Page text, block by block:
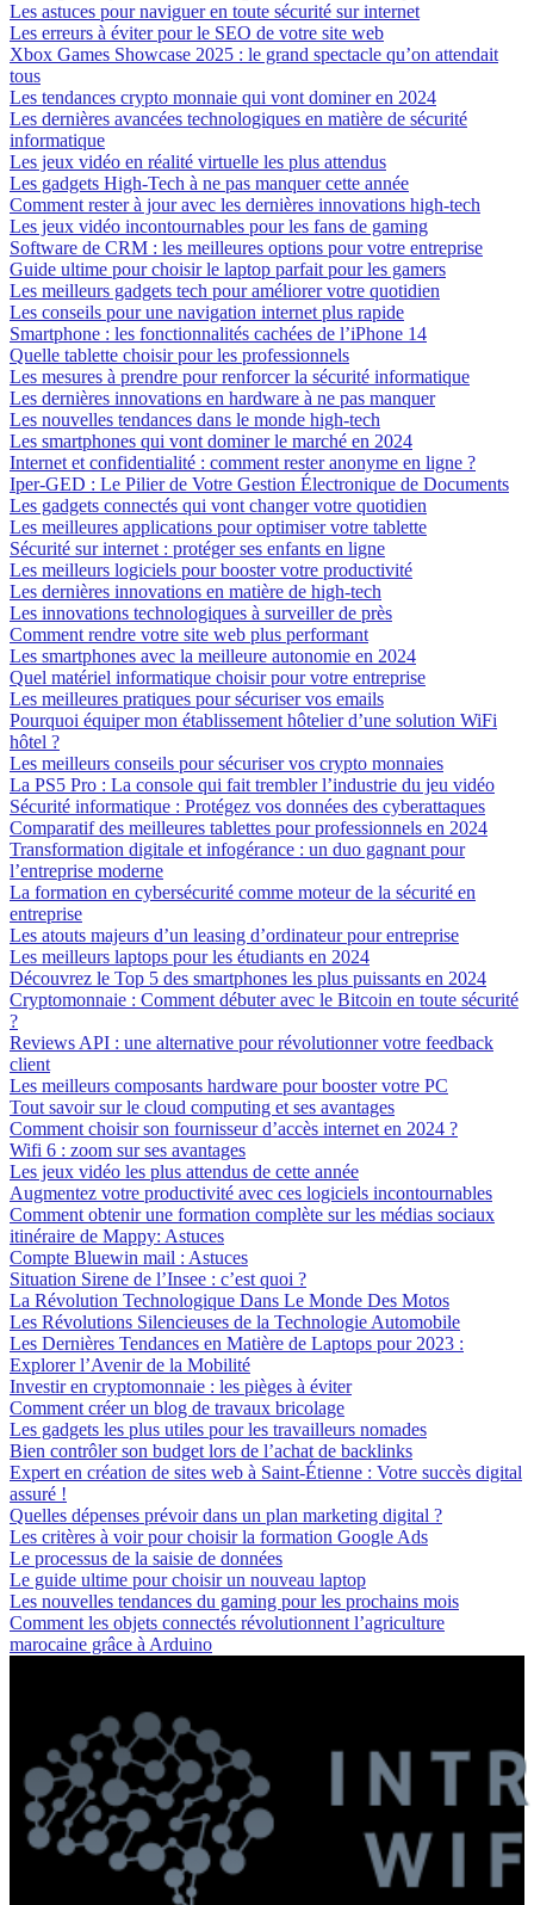
Les astuces pour naviguer en toute sécurité sur internet
Les erreurs à éviter pour le SEO de votre site web
Xbox Games Showcase 2025 : le grand spectacle qu’on attendait
tous
Les tendances crypto monnaie qui vont dominer en 2024
Les dernières avancées technologiques en matière de sécurité
informatique
Les jeux vidéo en réalité virtuelle les plus attendus
Les gadgets High-Tech à ne pas manquer cette année
Comment rester à jour avec les dernières innovations high-tech
Les jeux vidéo incontournables pour les fans de gaming
Software de CRM : les meilleures options pour votre entreprise
Guide ultime pour choisir le laptop parfait pour les gamers
Les meilleurs gadgets tech pour améliorer votre quotidien
Les conseils pour une navigation internet plus rapide
Smartphone : les fonctionnalités cachées de l’iPhone 14
Quelle tablette choisir pour les professionnels
Les mesures à prendre pour renforcer la sécurité informatique
Les dernières innovations en hardware à ne pas manquer
Les nouvelles tendances dans le monde high-tech
Les smartphones qui vont dominer le marché en 2024
Internet et confidentialité : comment rester anonyme en ligne ?
Iper-GED : Le Pilier de Votre Gestion Électronique de Documents
Les gadgets connectés qui vont changer votre quotidien
Les meilleures applications pour optimiser votre tablette
Sécurité sur internet : protéger ses enfants en ligne
Les meilleurs logiciels pour booster votre productivité
Les dernières innovations en matière de high-tech
Les innovations technologiques à surveiller de près
Comment rendre votre site web plus performant
Les smartphones avec la meilleure autonomie en 2024
Quel matériel informatique choisir pour votre entreprise
Les meilleures pratiques pour sécuriser vos emails
Pourquoi équiper mon établissement hôtelier d’une solution WiFi
hôtel ?
Les meilleurs conseils pour sécuriser vos crypto monnaies
La PS5 Pro : La console qui fait trembler l’industrie du jeu vidéo
Sécurité informatique : Protégez vos données des cyberattaques
Comparatif des meilleures tablettes pour professionnels en 2024
Transformation digitale et infogérance : un duo gagnant pour
l’entreprise moderne
La formation en cybersécurité comme moteur de la sécurité en
entreprise
Les atouts majeurs d’un leasing d’ordinateur pour entreprise
Les meilleurs laptops pour les étudiants en 2024
Découvrez le Top 5 des smartphones les plus puissants en 2024
Cryptomonnaie : Comment débuter avec le Bitcoin en toute sécurité
?
Reviews API : une alternative pour révolutionner votre feedback
client
Les meilleurs composants hardware pour booster votre PC
Tout savoir sur le cloud computing et ses avantages
Comment choisir son fournisseur d’accès internet en 2024 ?
Wifi 6 : zoom sur ses avantages
Les jeux vidéo les plus attendus de cette année
Augmentez votre productivité avec ces logiciels incontournables
Comment obtenir une formation complète sur les médias sociaux
itinéraire de Mappy: Astuces
Compte Bluewin mail : Astuces
Situation Sirene de l’Insee : c’est quoi ?
La Révolution Technologique Dans Le Monde Des Motos
Les Révolutions Silencieuses de la Technologie Automobile
Les Dernières Tendances en Matière de Laptops pour 2023 :
Explorer l’Avenir de la Mobilité
Investir en cryptomonnaie : les pièges à éviter
Comment créer un blog de travaux bricolage
Les gadgets les plus utiles pour les travailleurs nomades
Bien contrôler son budget lors de l’achat de backlinks
Expert en création de sites web à Saint-Étienne : Votre succès digital
assuré !
Quelles dépenses prévoir dans un plan marketing digital ?
Les critères à voir pour choisir la formation Google Ads
Le processus de la saisie de données
Le guide ultime pour choisir un nouveau laptop
Les nouvelles tendances du gaming pour les prochains mois
Comment les objets connectés révolutionnent l’agriculture
marocaine grâce à Arduino